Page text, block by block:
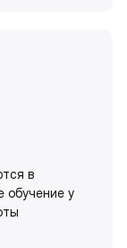
в
обучение у